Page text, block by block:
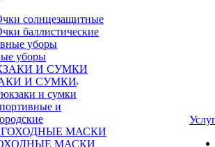
солнцезащитные
баллистические
уборы
И СУМКИ
и сумки
и
МАСКИ